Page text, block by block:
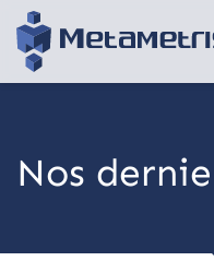
Nos